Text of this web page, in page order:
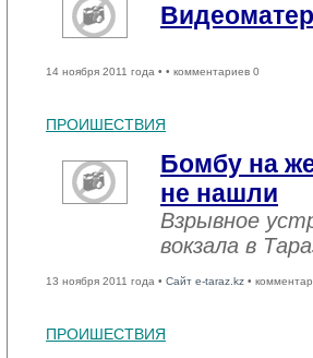
14 ноября 2011 года • • комментариев 0
ПРОИШЕСТВИЯ
Бомбу на
не нашли
Взрывное
вокзала в
13 ноября 2011 года • Сайт e-taraz.kz •
ПРОИШЕСТВИЯ